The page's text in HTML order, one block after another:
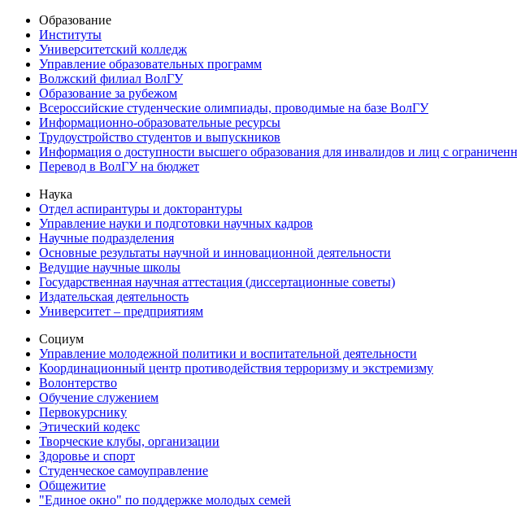
Образование
Институты
Университетский колледж
Управление образовательных программ
Волжский филиал ВолГУ
Образование за рубежом
Всероссийские студенческие олимпиады, проводимые на базе ВолГУ
Информационно-образовательные ресурсы
Трудоустройство студентов и выпускников
Информация о доступности высшего образования для инвалидов и лиц с
Перевод в ВолГУ на бюджет
Наука
Отдел аспирантуры и докторантуры
Управление науки и подготовки научных кадров
Научные подразделения
Основные результаты научной и инновационной деятельности
Ведущие научные школы
Государственная научная аттестация (диссертационные советы)
Издательская деятельность
Университет – предприятиям
Социум
Управление молодежной политики и воспитательной деятельности
Координационный центр противодействия терроризму и экстремизму
Волонтерство
Обучение служением
Первокурснику
Этический кодекс
Творческие клубы, организации
Здоровье и спорт
Студенческое самоуправление
Общежитие
"Единое окно" по поддержке молодых семей